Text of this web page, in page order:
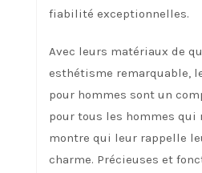
fiabilité exceptionnelles.
Avec leurs matériaux de
esthétisme remarquable,
pour hommes sont un
pour tous les hommes qui
montre qui leur rappelle
charme. Précieuses et